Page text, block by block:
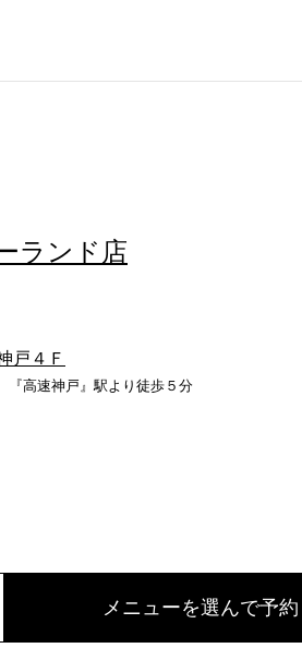
ランド店
戸４Ｆ
『高速神戸』駅より徒歩５分
メニューを選んで予約